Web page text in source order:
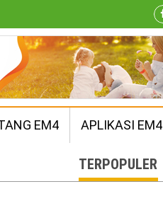
EM4 APLIKASI EM4
TERPOPULER